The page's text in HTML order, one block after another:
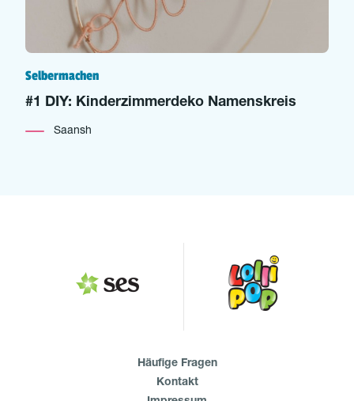
Selbermachen
#1 DIY: Kinderzimmerdeko Namenskreis
Saansh
Häufige Fragen
Kontakt